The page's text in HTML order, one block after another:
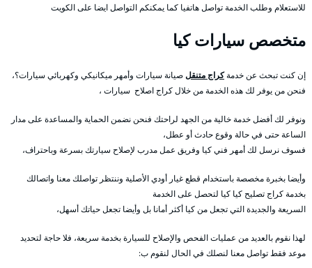
للاستعلام وطلب الخدمة تواصل هاتفيا كما يمكنكم التواصل ايضا على الكويت
متخصص سيارات كيا
إن كنت تبحث عن خدمةكراج متنقلصيانة سيارات وأمهر ميكانيكي وكهربائي سيارات؟،
فنحن من يوفر لك هذه الخدمة من خلال كراج اصلاح سيارات ،
ونوفر لك أفضل خدمة خالية من الجهد لراحتك فنحن نضمن الحماية والمساعدة على مدار
الساعة حتى في حالة وقوع حادث أو عطل،
فسوف نرسل لك أمهر فني كيا وفريق عمل مدرب لإصلاح سيارتك بسرعة وباحتراف،
وأيضا بخبرة مخصصة باستخدام قطع غيار أودي الأصلية وننتظر تواصلك معنا واتصالك
بخدمة كراج تصليح كيا كيا لتحصل على الخدمة
السريعة والجديدة التي تجعل من كيا أكثر أمانا بل وأيضا تجعل حياتك أسهل،
لهذا نقوم بالعديد من عمليات الفحص والإصلاح للسيارة بخدمة سريعة، فلا حاجة لتحديد
موعد فقط تواصل معنا لنصلك في الحال لنقوم ب: